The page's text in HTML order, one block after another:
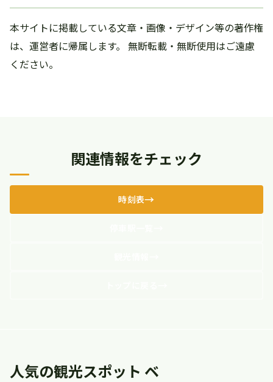
本サイトに掲載している文章・画像・デザイン等の著作権
は、運営者に帰属します。 無断転載・無断使用はご遠慮
ください。
関連情報をチェック
時刻表
人気の観光スポット ベ